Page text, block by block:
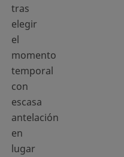
tras
elegir
el
momento
temporal
con
escasa
antelación
en
lugar